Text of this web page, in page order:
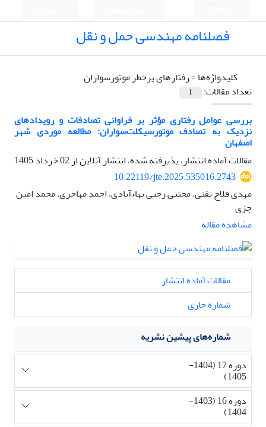
فصلنامه مهندسی حمل و نقل
کلیدواژه‌ها =رفتارهای پرخطر موتورسواران
تعداد مقالات:
1
بررسی عوامل رفتاری مؤثر بر فراوانی تصادفات و رویداد‌های
نزدیک به تصادف موتورسیکلت‌سواران: مطالعه موردی شهر
اصفهان
مقالات آماده انتشار، پذیرفته شده، انتشار آنلاین از02 خرداد 1405
10.22119/jte.2025.535016.2743
مهدی فلاح تفتی، مجتبی رجبی بهاءآبادی، احمد مهاجری، محمد امین
جزی
مشاهده مقاله
مقالات آماده انتشار
شماره جاری
شماره‌های پیشین نشریه
دوره 17 (1404-
1405)
دوره 16 (1403-
1404)